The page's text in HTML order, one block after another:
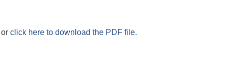
or click here to download the PDF file.